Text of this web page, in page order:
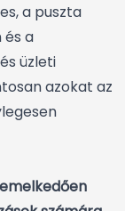
a puszta
a
üzleti
azokat az